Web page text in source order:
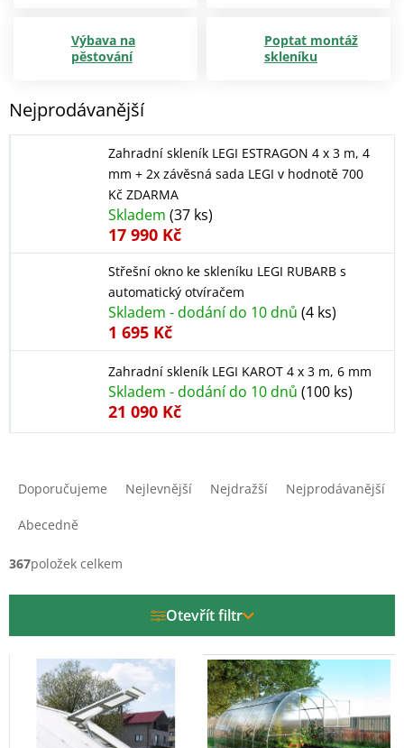
Výbava na
pěstování
Poptat montáž
skleníku
Nejprodávanější
Zahradní skleník LEGI ESTRAGON 4 x 3 m, 4
mm + 2x závěsná sada LEGI v hodnotě 700
Kč ZDARMA
Skladem (37 ks)
17 990 Kč
Střešní okno ke skleníku LEGI RUBARB s
automatický otvíračem
Skladem - dodání do 10 dnů (4 ks)
1 695 Kč
Zahradní skleník LEGI KAROT 4 x 3 m, 6 mm
Skladem - dodání do 10 dnů (100 ks)
21 090 Kč
í
Doporučujeme Nejlevnější Nejdražší Nejprodávanější
Abecedně
367položek celkem
Otevřít filtr